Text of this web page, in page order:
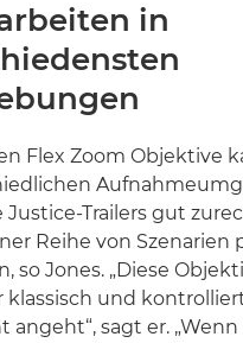
in
Flex Zoom Objektive
Justice-Trailers gut
Reihe von Szenarien
so Jones. „Diese
klassisch und
angeht“, sagt er.